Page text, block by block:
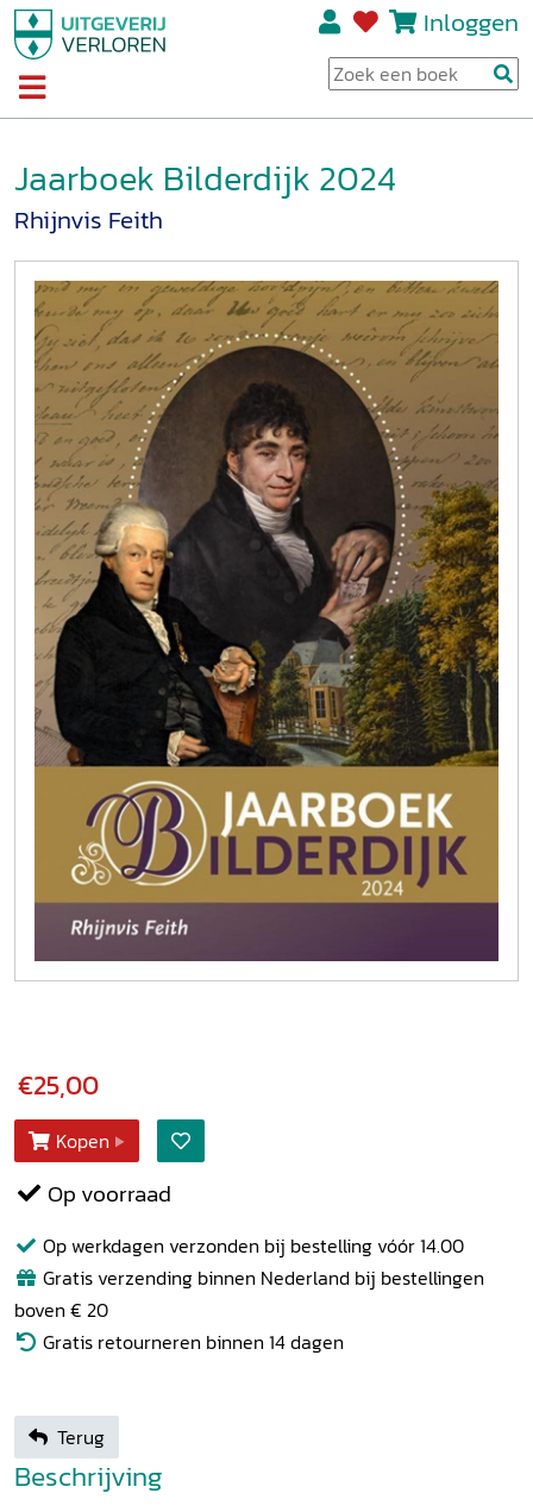
Inloggen
Jaarboek Bilderdijk 2024
Rhijnvis Feith
€25,00
Kopen
Op voorraad
Op werkdagen verzonden bij bestelling vóór 14.00
Gratis verzending binnen Nederland bij bestellingen
boven € 20
Gratis retourneren binnen 14 dagen
Terug
Beschrijving